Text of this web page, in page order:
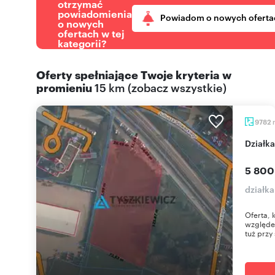
otrzymać
powiadomienia
o nowych
ofertach w tej
kategorii?
Powiadom o nowych
Oferty spełniające Twoje kryteria w
promieniu15 km (zobacz wszystkie)
9782
5
Oferta,
tuż przy